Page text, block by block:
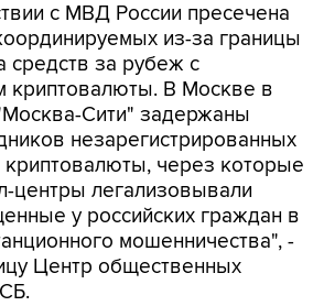
с МВД России пресечена
из-за границы
средств за рубеж с
криптовалюты. В Москве в
Сити" задержаны
незарегистрированных
криптовалюты, через которые
центры легализовывали
у российских граждан в
мошенничества", -
Центр общественных